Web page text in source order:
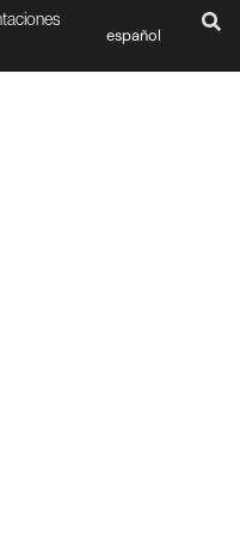
español